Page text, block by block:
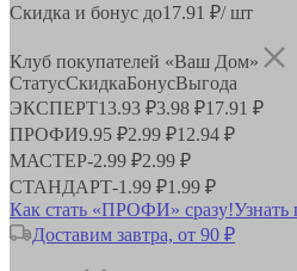
Скидка и бонус до17.91 ₽/ шт
Клуб покупателей «Ваш Дом»
СтатусСкидкаБонусВыгода
ЭКСПЕРТ13.93 ₽3.98 ₽17.91 ₽
ПРОФИ9.95 ₽2.99 ₽12.94 ₽
МАСТЕР-2.99 ₽2.99 ₽
СТАНДАРТ-1.99 ₽1.99 ₽
Как стать «ПРОФИ» сразу!Узнать
Доставим завтра, от 90 ₽